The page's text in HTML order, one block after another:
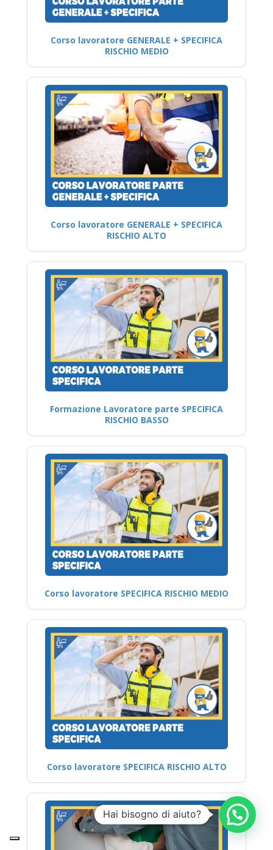
Corso lavoratore GENERALE + SPECIFICA
RISCHIO MEDIO
Corso lavoratore GENERALE + SPECIFICA
RISCHIO ALTO
Formazione Lavoratore parte SPECIFICA
RISCHIO BASSO
Corso lavoratore SPECIFICA RISCHIO MEDIO
Corso lavoratore SPECIFICA RISCHIO ALTO
Hai bisogno di aiuto?